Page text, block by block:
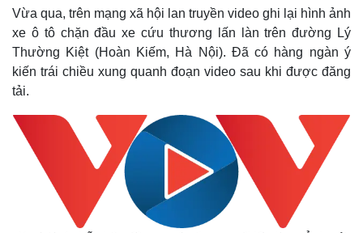
Việc làm
Biển đảo
Vừa qua, trên mạng xã hội lan truyền video ghi lại hình ảnh
xe ô tô chặn đầu xe cứu thương lấn làn trên đường Lý
Thường Kiệt (Hoàn Kiếm, Hà Nội). Đã có hàng ngàn ý
kiến trái chiều xung quanh đoạn video sau khi được đăng
tải.